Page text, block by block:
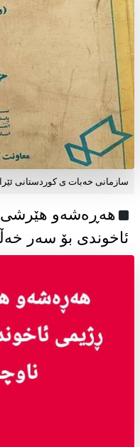
سازمانی خەبات ی كوردستانی
هەڕەشەو هێرشی
ئاخوندی بۆ سەر